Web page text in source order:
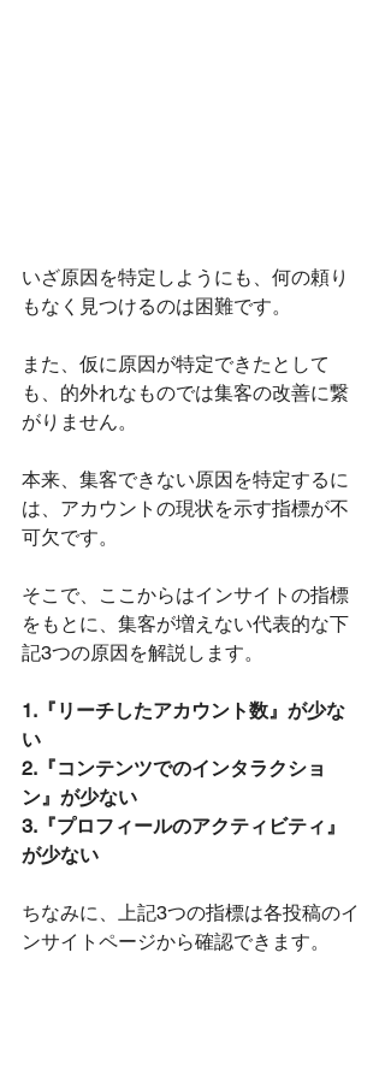
いざ原因を特定しようにも、何の頼り
もなく見つけるのは困難です。
また、仮に原因が特定できたとして
も、的外れなものでは集客の改善に繋
がりません。
本来、集客できない原因を特定するに
は、アカウントの現状を示す指標が不
可欠です。
そこで、ここからはインサイトの指標
をもとに、集客が増えない代表的な下
記3つの原因を解説します。
1.『リーチしたアカウント数』が少な
い
2.『コンテンツでのインタラクショ
ン』が少ない
3.『プロフィールのアクティビティ』
が少ない
ちなみに、上記3つの指標は各投稿のイ
ンサイトページから確認できます。